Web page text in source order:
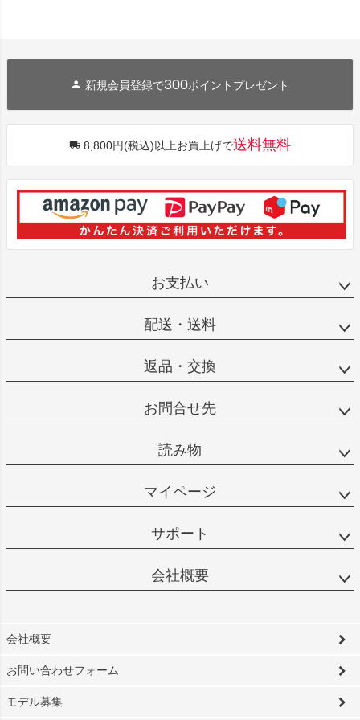
新規会員登録で300ポイントプレゼント
8,800円(税込)以上お買上げで送料無料
お支払い
配送・送料
返品・交換
お問合せ先
読み物
マイページ
サポート
会社概要
会社概要
お問い合わせフォーム
モデル募集